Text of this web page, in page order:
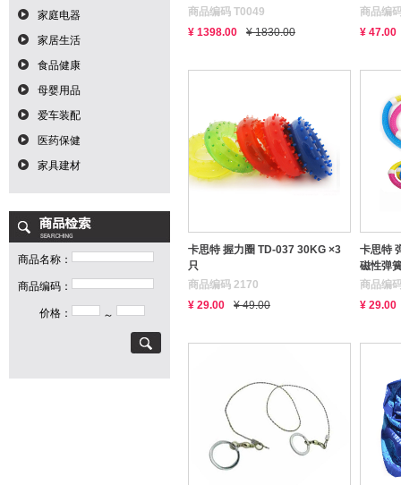
家庭电器
家居生活
食品健康
母婴用品
爱车装配
医药保健
家具建材
商品名称：
商品编码：
价格： ～
第10季冠军商品】
商品编码 T0049
¥ 1398.00
¥ 1830.00
商品编
¥ 47.00
卡思特 握力圈 TD-037 30KG ×3
只
商品编码 2170
¥ 29.00
¥ 49.00
卡思特
磁性弹
商品编
¥ 29.00